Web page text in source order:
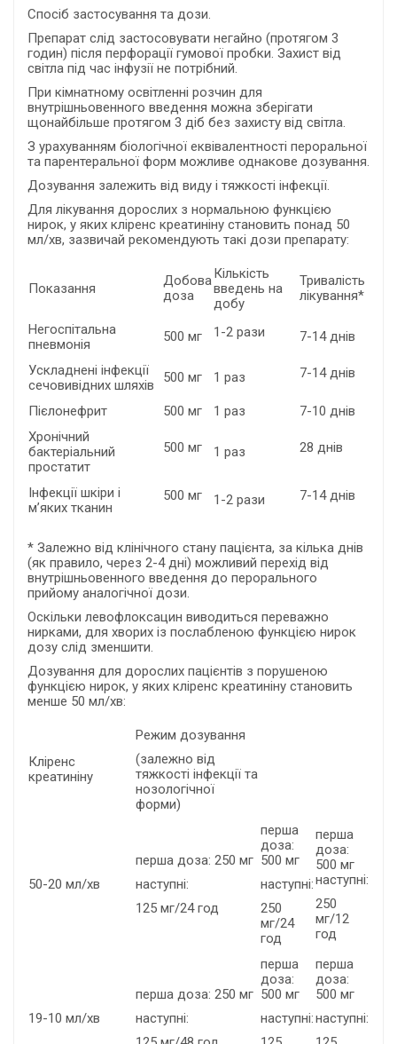
Спосіб застосування та дози.
Препарат слід застосовувати негайно (протягом 3
годин) після перфорації гумової пробки. Захист від
світла під час інфузії не потрібний.
При кімнатному освітленні розчин для
внутрішньовенного введення можна зберігати
щонайбільше протягом 3 діб без захисту від світла.
З урахуванням біологічної еквівалентності пероральної
та парентеральної форм можливе однакове дозування.
Дозування залежить від виду і тяжкості інфекції.
Для лікування дорослих з нормальною функцією
нирок, у яких кліренс креатиніну становить понад 50
мл/хв, зазвичай рекомендують такі дози препарату:
Показання
Добова
доза
Кількість
введень на
добу
Тривалість
лікування*
Негоспітальна
пневмонія
500 мг 1-2 рази 7-14 днів
Ускладнені інфекції
сечовивідних шляхів
500 мг 1 раз 7-14 днів
Пієлонефрит 500 мг 1 раз
7-10 днів
Хронічний
бактеріальний
простатит
500 мг 1 раз 28 днів
Інфекції шкіри і
м’яких тканин
500 мг 1-2 рази 7-14 днів
* Залежно від клінічного стану пацієнта, за кілька днів
(як правило, через 2-4 дні) можливий перехід від
внутрішньовенного введення до перорального
прийому аналогічної дози.
Оскільки левофлоксацин виводиться переважно
нирками, для хворих із послабленою функцією нирок
дозу слід зменшити.
Дозування для дорослих пацієнтів з порушеною
функцією нирок, у яких кліренс креатиніну становить
менше 50 мл/хв:
Кліренс
креатиніну
Режим дозування
(залежно від
тяжкості інфекції та
нозологічної
форми)
50-20 мл/хв
перша доза: 250 мг
наступні:
125 мг/24 год
перша
доза:
500 мг
наступні:
250
мг/24
год
перша
доза:
500 мг
наступні:
250
мг/12
год
19-10 мл/хв
перша доза: 250 мг
наступні:
перша
доза:
500 мг
наступні:
перша
доза:
500 мг
наступні: